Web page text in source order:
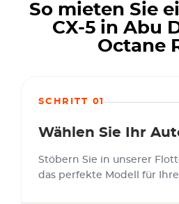
So mieten Sie
CX-5 in Abu
Octane
SCHRITT 01
Wählen Sie Ihr
Stöbern Sie in unserer
das perfekte Modell für